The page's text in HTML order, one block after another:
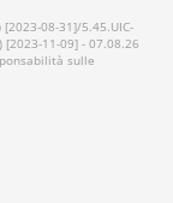
[2023-08-31]/5.45.UIC-
[2023-11-09] - 07.08.26
sulle